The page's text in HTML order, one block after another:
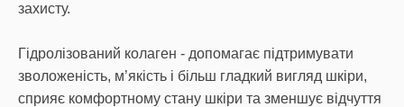
захисту.
Гідролізований колаген - допомагає підтримувати
зволоженість, м’якість і більш гладкий вигляд шкіри,
сприяє комфортному стану шкіри та зменшує відчуття